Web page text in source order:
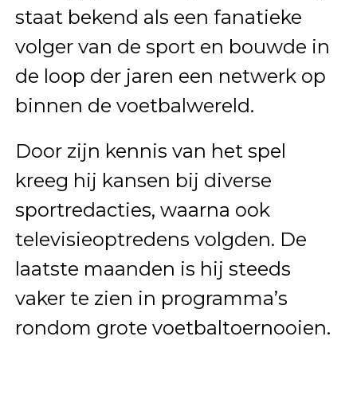
staat bekend als een fanatieke
volger van de sport en bouwde in
de loop der jaren een netwerk op
binnen de voetbalwereld.
Door zijn kennis van het spel
kreeg hij kansen bij diverse
sportredacties, waarna ook
televisieoptredens volgden. De
laatste maanden is hij steeds
vaker te zien in programma’s
rondom grote voetbaltoernooien.